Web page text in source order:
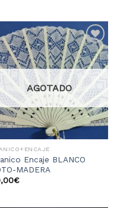
Añadir
a la
lista
de
deseos
AGOTADO
Encaje BLANCO
MADERA
€